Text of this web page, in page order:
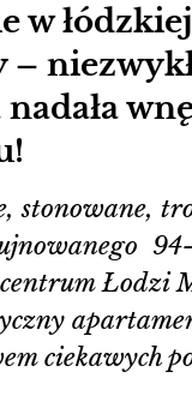
w łódzkiej
stonowane,
Łodzi
ciekawych